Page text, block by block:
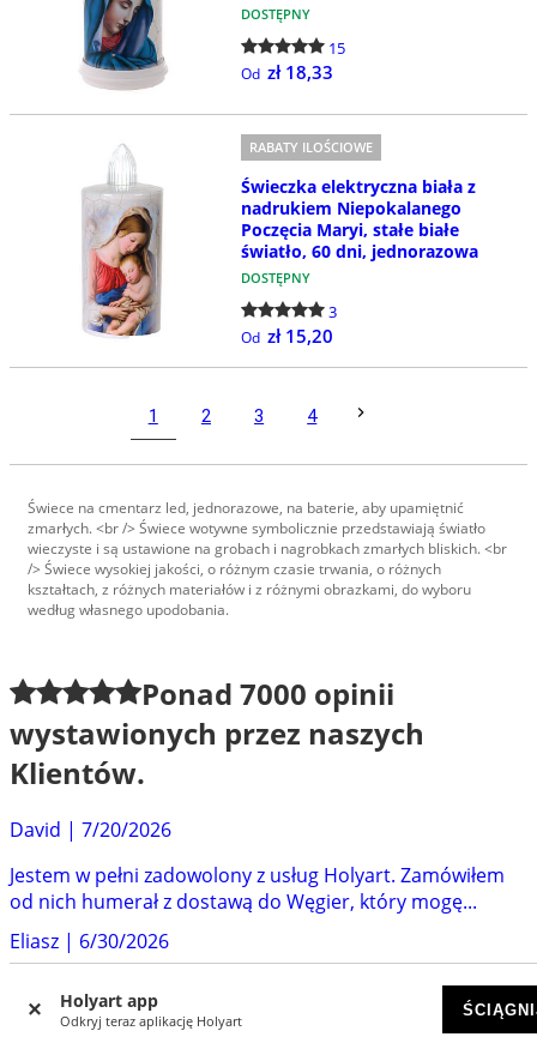
Holyart app
Odkryj teraz aplikację Holyart
DOSTĘPNY
15
Od zł 18,33
RABATY ILOŚCIOWE
Świeczka elektryczna biała z
nadrukiem Niepokalanego
Poczęcia Maryi, stałe białe
światło, 60 dni, jednorazowa
DOSTĘPNY
3
Od zł 15,20
1 2 3 4
Świece na cmentarz led, jednorazowe, na baterie, aby upamiętnić
zmarłych. <br /> Świece wotywne symbolicznie przedstawiają światło
wieczyste i są ustawione na grobach i nagrobkach zmarłych bliskich. <br
/> Świece wysokiej jakości, o różnym czasie trwania, o różnych
kształtach, z różnych materiałów i z różnymi obrazkami, do wyboru
według własnego upodobania.
Ponad 7000 opinii
wystawionych przez naszych
Klientów.
David | 7/20/2026
Jestem w pełni zadowolony z usług Holyart. Zamówiłem
od nich humerał z dostawą do Węgier, który mogę...
Eliasz | 6/30/2026
Super obsługa i szybkie bezpieczne dostarczenie.
Maciej|6/29/2026